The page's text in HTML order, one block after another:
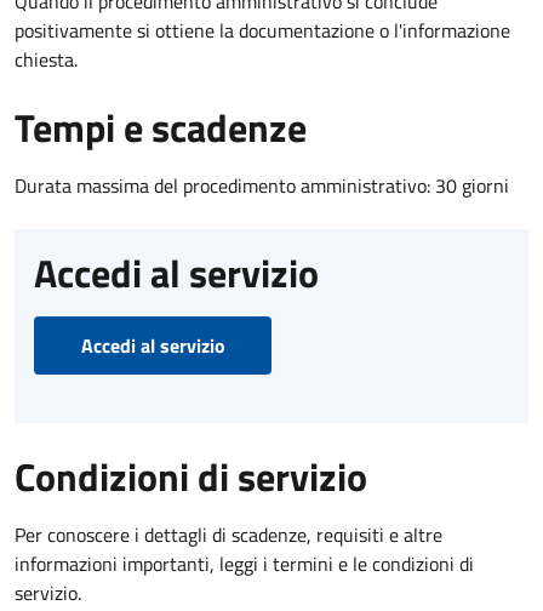
positivamente si ottiene la documentazione o l'informazione
chiesta.
Tempi e scadenze
Durata massima del procedimento amministrativo: 30 giorni
Accedi al servizio
Accedi al servizio
Condizioni di servizio
Per conoscere i dettagli di scadenze, requisiti e altre
informazioni importanti, leggi i termini e le condizioni di
servizio.